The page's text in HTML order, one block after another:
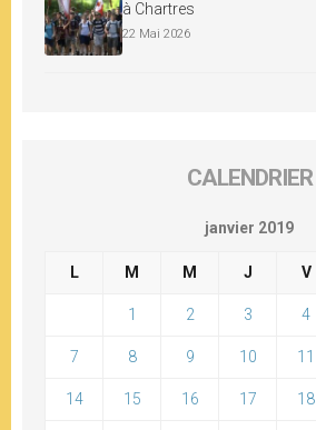
à Chartres
22 Mai 2026
CALENDRIER
janvier 2019
L M M J V
1 2 3 4
7 8 9 10 11
14 15 16 17 18